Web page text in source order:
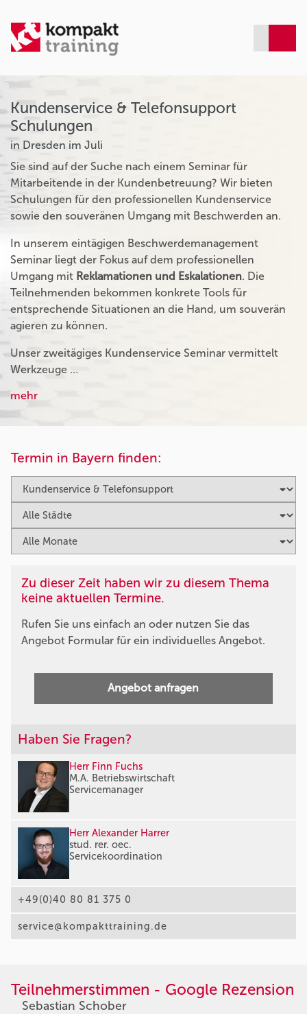
Kundenservice & Telefonsupport
Schulungen
in Dresden im Juli
Sie sind auf der Suche nach einem Seminar für
Mitarbeitende in der Kundenbetreuung? Wir bieten
Schulungen für den professionellen Kundenservice
sowie den souveränen Umgang mit Beschwerden an.
In unserem eintägigen Beschwerdemanagement
Seminar liegt der Fokus auf dem professionellen
Umgang mit Reklamationen und Eskalationen. Die
Teilnehmenden bekommen konkrete Tools für
entsprechende Situationen an die Hand, um souverän
agieren zu können.
Unser zweitägiges Kundenservice Seminar vermittelt
Werkzeuge …
mehr
Termin in Bayern finden:
Zu dieser Zeit haben wir zu diesem Thema
keine aktuellen Termine.
Rufen Sie uns einfach an oder nutzen Sie das
Angebot Formular für ein individuelles Angebot.
Angebot anfragen
Haben Sie Fragen?
Herr Finn Fuchs
M.A. Betriebswirtschaft
Servicemanager
Herr Alexander Harrer
stud. rer. oec.
Servicekoordination
+49(0)40 80 81 375 0
service@kompakttraining.de
Teilnehmerstimmen - Google Rezension
Sebastian Schober